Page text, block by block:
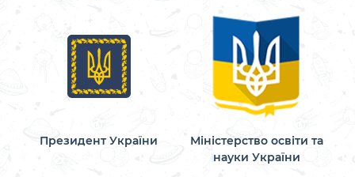
Президент України
Міністерство освіти та
науки України